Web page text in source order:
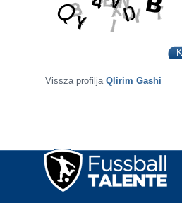
Vissza profilja Qlirim Gashi